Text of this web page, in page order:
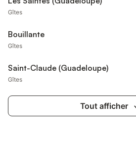
Gîtes
Bouillante
Gîtes
Saint-Claude (Guadeloupe)
Gîtes
Tout afficher